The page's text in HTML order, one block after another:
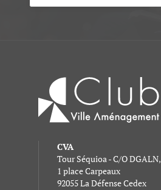
CVA
Tour Séquioa - C/O DGALN,
1 place Carpeaux
92055 La Défense Cedex